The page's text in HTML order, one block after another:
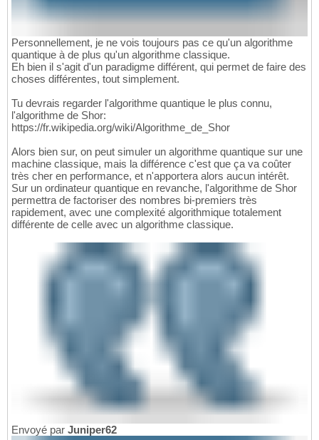
Personnellement, je ne vois toujours pas ce qu'un algorithme
quantique à de plus qu'un algorithme classique.
Eh bien il s'agit d'un paradigme différent, qui permet de faire des
choses différentes, tout simplement.
Tu devrais regarder l'algorithme quantique le plus connu,
l'algorithme de Shor:
https://fr.wikipedia.org/wiki/Algorithme_de_Shor
Alors bien sur, on peut simuler un algorithme quantique sur une
machine classique, mais la différence c'est que ça va coûter
très cher en performance, et n'apportera alors aucun intérêt.
Sur un ordinateur quantique en revanche, l'algorithme de Shor
permettra de factoriser des nombres bi-premiers très
rapidement, avec une complexité algorithmique totalement
différente de celle avec un algorithme classique.
Envoyé par Juniper62